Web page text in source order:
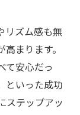
リズム感も無
まります。
て安心だっ
といった成功
ステップアッ